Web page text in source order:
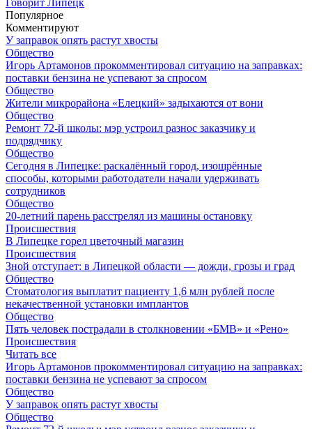
Говорит Липецк
Популярное
Комментируют
У заправок опять растут хвосты
Общество
Игорь Артамонов прокомментировал ситуацию на заправках:
поставки бензина не успевают за спросом
Общество
Жители микрорайона «Елецкий» задыхаются от вони
Общество
Ремонт 72‑й школы: мэр устроил разнос заказчику и
подрядчику
Общество
Сегодня в Липецке: раскалённый город, изощрённые
способы, которыми работодатели начали удерживать
сотрудников
Общество
20-летний парень расстрелял из машины остановку
Происшествия
В Липецке горел цветочный магазин
Происшествия
Зной отступает: в Липецкой области — дожди, грозы и град
Общество
Стоматология выплатит пациенту 1,6 млн рублей после
некачественной установки имплантов
Общество
Пять человек пострадали в столкновении «БМВ» и «Рено»
Происшествия
Читать все
Игорь Артамонов прокомментировал ситуацию на заправках:
поставки бензина не успевают за спросом
Общество
У заправок опять растут хвосты
Общество